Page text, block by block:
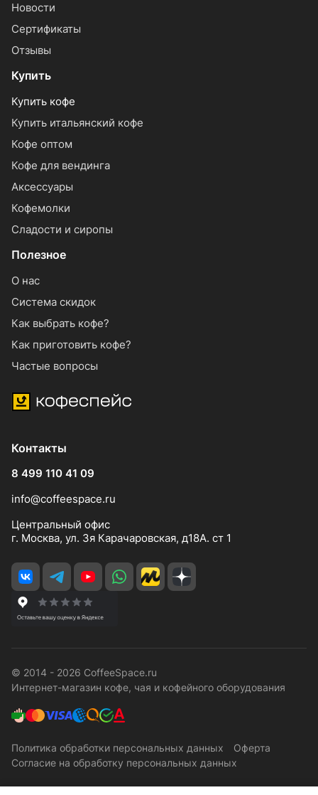
Новости
Сертификаты
Отзывы
Купить
Купить кофе
Купить итальянский кофе
Кофе оптом
Кофе для вендинга
Аксессуары
Кофемолки
Сладости и сиропы
Полезное
О нас
Система скидок
Как выбрать кофе?
Как приготовить кофе?
Частые вопросы
Контакты
8 499 110 41 09
info@coffeespace.ru
Центральный офис
г. Москва, ул. 3я Карачаровская, д18А. ст 1
© 2014 - 2026 CoffeeSpace.ru
Интернет-магазин кофе, чая и кофейного оборудования
Политика обработки персональных данных
Оферта
Согласие на обработку персональных данных